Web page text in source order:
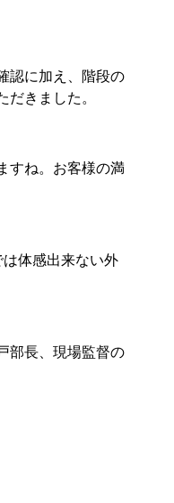
認に加え、階段の
きました。
すね。お客様の満
体感出来ない外
部長、現場監督の